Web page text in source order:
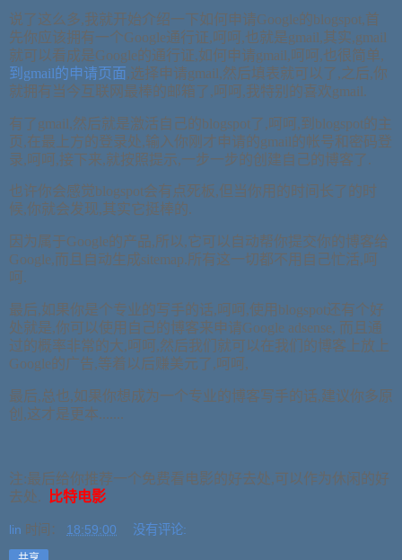
说了这么多,我就开始介绍一下如何申请Google的blogspot,首
先你应该拥有一个Google通行证,呵呵,也就是gmail,其实,gmail
就可以看成是Google的通行证,如何申请gmail,呵呵,也很简单,
到gmail的申请页面,选择申请gmail,然后填表就可以了,之后,你
就拥有当今互联网最棒的邮箱了,呵呵,我特别的喜欢gmail.
有了gmail,然后就是激活自己的blogspot了,呵呵,到blogspot的主
页,在最上方的登录处,输入你刚才申请的gmail的帐号和密码登
录,呵呵,接下来,就按照提示,一步一步的创建自己的博客了.
也许你会感觉blogspot会有点死板,但当你用的时间长了的时
候,你就会发现,其实它挺棒的.
因为属于Google的产品,所以,它可以自动帮你提交你的博客给
Google,而且自动生成sitemap.所有这一切都不用自己忙活,呵
呵.
最后,如果你是个专业的写手的话,呵呵,使用blogspot还有个好
处就是,你可以使用自己的博客来申请Google adsense, 而且通
过的概率非常的大,呵呵,然后我们就可以在我们的博客上放上
Google的广告,等着以后赚美元了,呵呵,
最后,总也,如果你想成为一个专业的博客写手的话,建议你多原
创,这才是更本.......
注:最后给你推荐一个免费看电影的好去处,可以作为休闲的好
去处.
比特电影
lin 时间： 18:59:00 没有评论: